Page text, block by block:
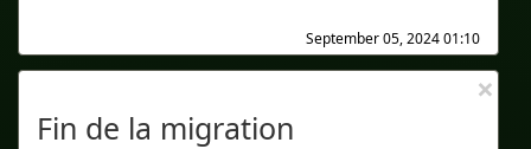
September 05, 2024 01:10
×
Fin de la migration